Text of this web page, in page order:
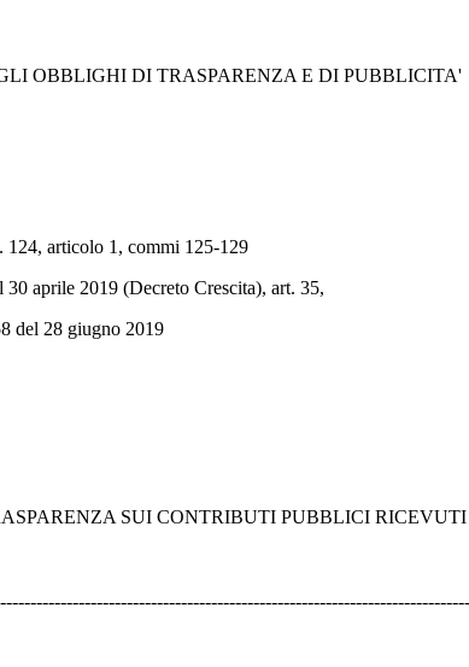
OBBLIGHI DI TRASPARENZA E DI PUBBLICITA'
124, articolo 1, commi 125-129
aprile 2019 (Decreto Crescita), art. 35,
del 28 giugno 2019
SUI CONTRIBUTI PUBBLICI